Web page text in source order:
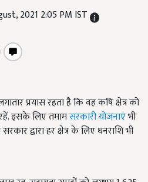
2021 2:05 PM IST
प्रयास रहता है कि वह कषि क्षेत्र को
इसके लिए तमामसरकारी योजनाएंभी
द्वारा हर क्षेत्र के लिए धनराशि भी